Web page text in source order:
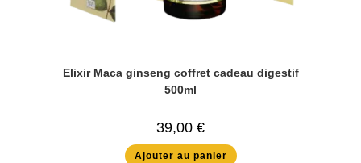
Elixir Maca ginseng coffret cadeau digestif
500ml
39,00 €
Ajouter au panier